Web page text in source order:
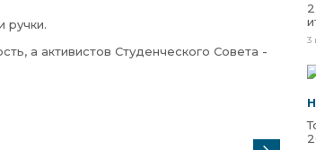
ручки.
а активистов Студенческого Совета -
3